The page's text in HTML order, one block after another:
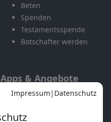
Beten
Spenden
Testamentsspende
Botschafter werden
Apps & Angebote
Mobile App